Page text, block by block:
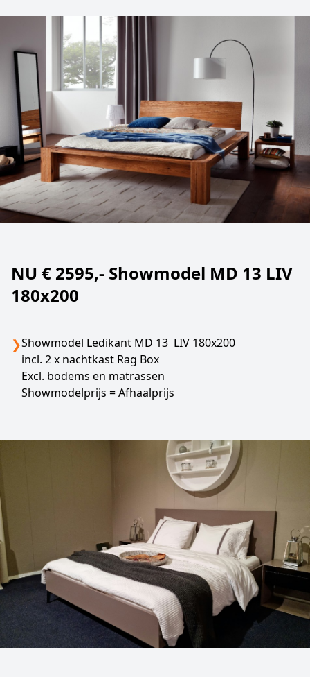
NU € 2595,- Showmodel MD 13 LIV
180x200
❯Showmodel Ledikant MD 13 LIV 180x200
incl. 2 x nachtkast Rag Box
Excl. bodems en matrassen
Showmodelprijs = Afhaalprijs